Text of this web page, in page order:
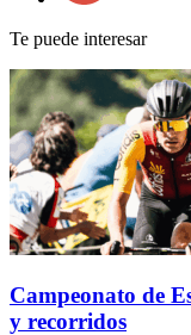
Te puede interesar
Campeonato de
y recorridos